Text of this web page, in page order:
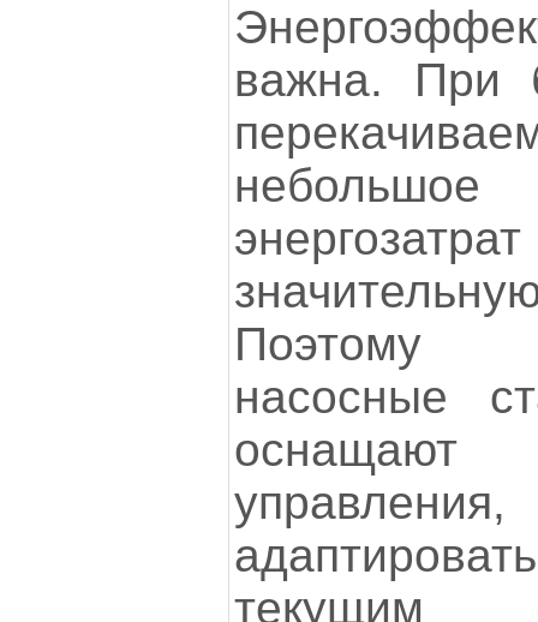
важна. При
Поэтому
насосные
текущим